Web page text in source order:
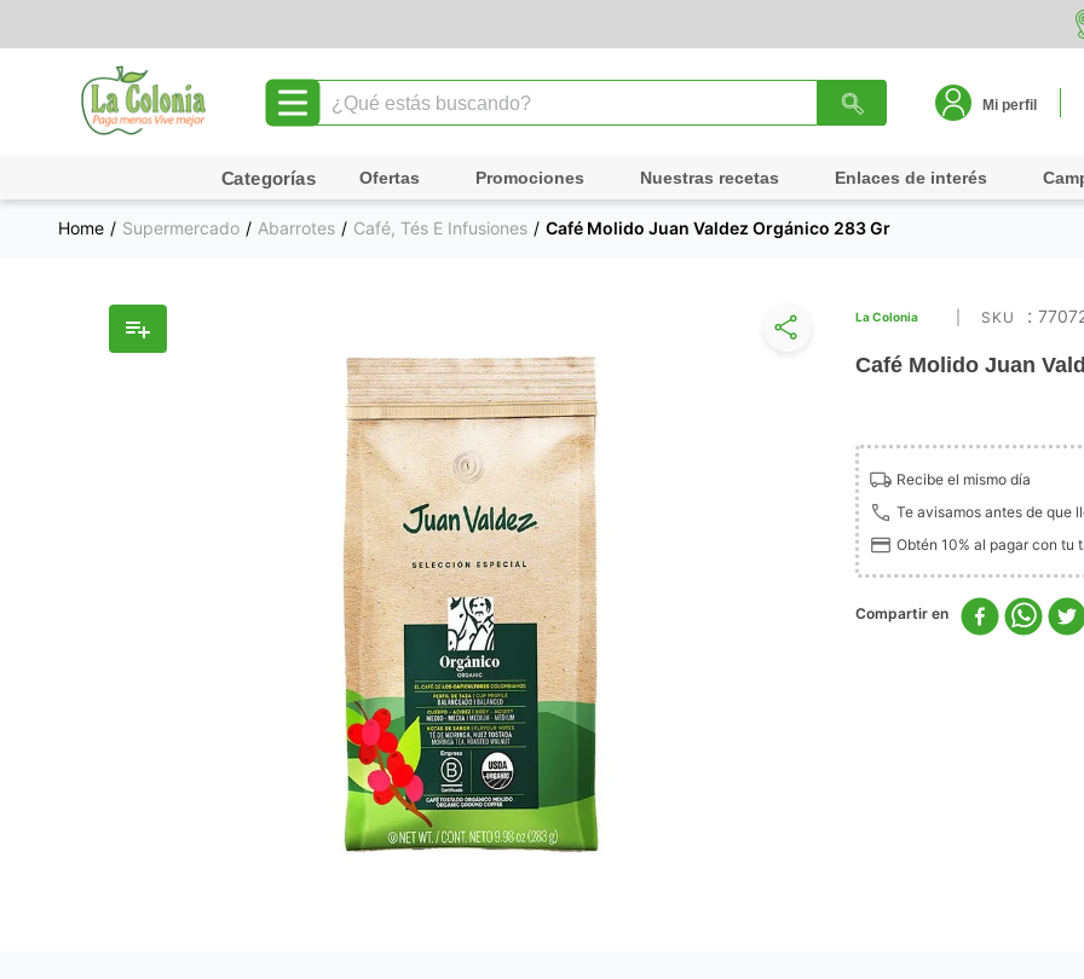
¿Qué estás buscando?
Mi perfil
Ofertas Promociones Nuestras recetas Enlaces de interés
Supermercado Abarrotes Café, Tés E Infusiones Café Molido Juan Valdez Orgánico 283 Gr
La Colonia :
Café Molido Juan
Recibe el mismo día
Te avisamos antes de que
Obtén 10% al pagar con tu
TÉRMINOS MÁS BUSCADOS
1.
leche
queso